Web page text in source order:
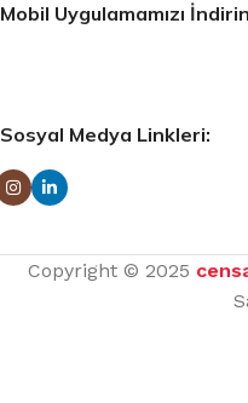
Mobil Uygulamamızı
Sosyal Medya Linkleri:
Copyright © 2025